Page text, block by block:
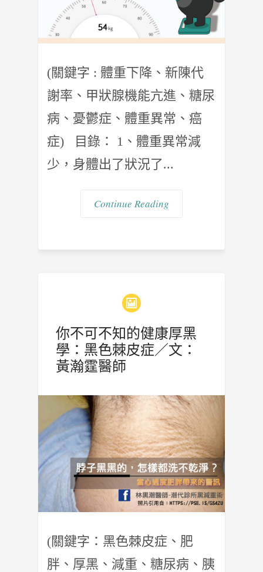
(關鍵字 : 體重下降、新陳代
謝率、甲狀腺機能亢進、糖尿
病、憂鬱症、體重異常、癌
症) 目錄： 1、體重異常減
少，身體出了狀況了...
Continue Reading
你不可不知的健康厚黑
學：黑色棘皮症／文：
黃瀚霆醫師
(關鍵字：黑色棘皮症、肥
胖、厚黑、減重、糖尿病、胰